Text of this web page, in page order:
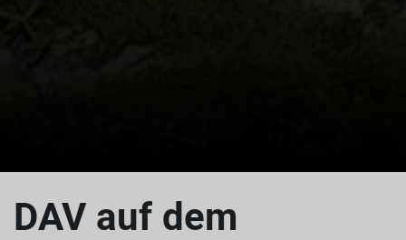
DAV auf dem